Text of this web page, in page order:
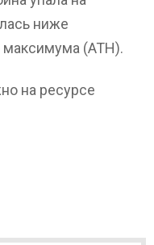
ниже
(ATH).
на ресурсе